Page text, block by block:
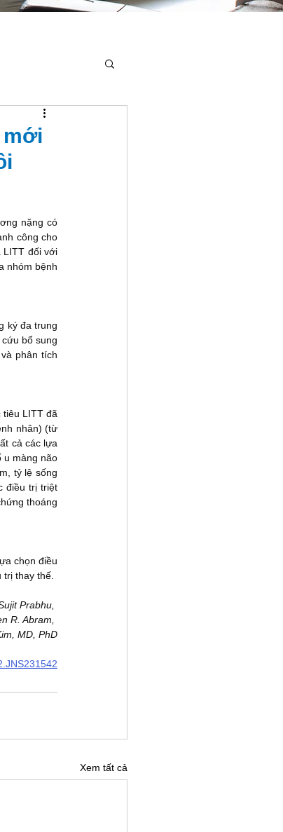
mới
nặng có
công cho
LITT đối với
nhóm bệnh
ký đa trung
bổ sung
phân tích
LITT đã
nhân) (từ
cả các lựa
u màng não
tỷ lệ sống
điều trị triệt
thoáng
chọn điều
thay thế.
Prabhu,
R. Abram,
MD, PhD
Xem tất cả